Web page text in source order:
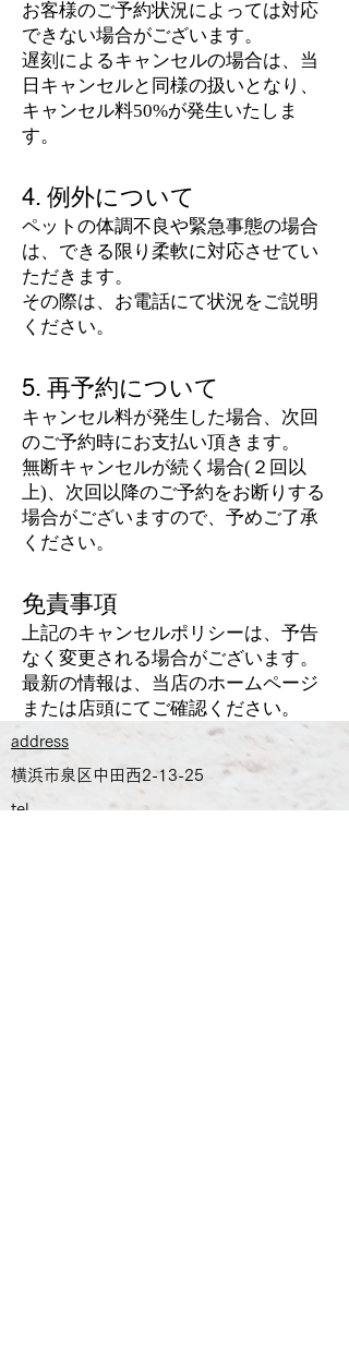
お客様のご予約状況によっては対応
できない場合がございます。
遅刻によるキャンセルの場合は、当
日キャンセルと同様の扱いとなり、
キャンセル料50%が発生いたしま
す。
4. 例外について
ペットの体調不良や緊急事態の場合
は、できる限り柔軟に対応させてい
ただきます。
その際は、お電話にて状況をご説明
ください。
5. 再予約について
キャンセル料が発生した場合、次回
のご予約時にお支払い頂きます。
無断キャンセルが続く場合(２回以
上)、次回以降のご予約をお断りする
場合がございますので、予めご了承
ください。
免責事項
上記のキャンセルポリシーは、予告
なく変更される場合がございます。
最新の情報は、当店のホームページ
または店頭にてご確認ください。
​address
横浜市泉区中田西2-13-25
tel